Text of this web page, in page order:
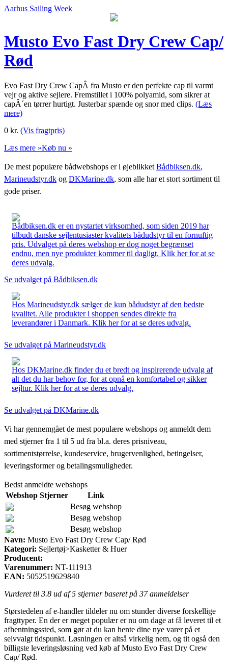
Aarhus Sailing Week
Musto Evo Fast Dry Crew Cap/
Rød
Evo Fast Dry Crew CapÂ fra Musto er den perfekte cap til varmt
vejr og aktive sejlere. Fremstillet i 100% polyamid, som sikrer at
capÂ´en tørrer hurtigt. Justerbar spænde og snor med clips. (Læs
mere)
0 kr. (Vis fragtpris)
Læs mere »Køb nu »
De mest populære bådwebshops er i øjeblikket Bådbiksen.dk,
Marineudstyr.dk og DKMarine.dk, som alle har et stort sortiment til
gode priser.
Bådbiksen.dk er en nystartet virksomhed, som siden 2019 har
tilbudt danske sejlentusiaster kvalitets bådudstyr til en fornuftig
pris. Udvalget på deres webshop er dog noget begrænset
endnu, men nye produkter kommer til dagligt. Klik her for at se
deres udvalg.
Se udvalget på Bådbiksen.dk
Hos Marineudstyr.dk sælger de kun bådudstyr af den bedste
kvalitet. Alle produkter i shoppen sendes direkte fra
leverandører i Danmark. Klik her for at se deres udvalg.
Se udvalget på Marineudstyr.dk
Hos DKMarine.dk finder du et bredt og inspirerende udvalg af
alt det du har behov for, for at opnå en komfortabel og sikker
sejltur. Klik her for at se deres udvalg.
Se udvalget på DKMarine.dk
Vi har gennemgået de mest populære webshops og anmeldt dem
med stjerner fra 1 til 5 ud fra bl.a. deres prisniveau,
sortimentstørrelse, kundeservice, brugervenlighed, betingelser,
leveringsformer og betalingsmuligheder.
Bedst anmeldte webshops
Webshop Stjerner
Link
Besøg webshop
Besøg webshop
Besøg webshop
Navn: Musto Evo Fast Dry Crew Cap/ Rød
Kategori: Sejlertøj>Kasketter & Huer
Producent:
Varenummer: NT-111913
EAN: 5052519629840
Vurderet til 3.8 ud af 5 stjerner baseret på 37anmeldelser
Størstedelen af e-handler tildeler nu om stunder diverse forskellige
fragttyper. En der er meget populær er nu om dage at få leveret til et
afhentningssted, som gør at du kan hente dine nye varer på et
selvvalgt tidspunkt. Løsningen er altså virkelig nem, og tit også den
billigste leveringsløsning ved køb af Musto Evo Fast Dry Crew
Cap/ Rød.